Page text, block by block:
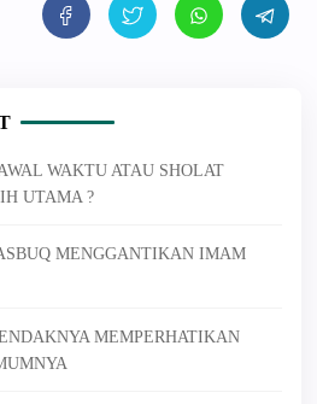
WAKTU ATAU SHOLAT
UTAMA ?
MENGGANTIKAN IMAM
MEMPERHATIKAN